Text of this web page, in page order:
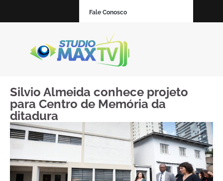
Fale Conosco
Silvio Almeida conhece projeto
para Centro de Memória da
ditadura